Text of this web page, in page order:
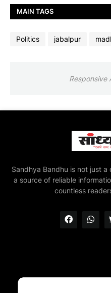
MAIN TAGS
Politics jabalpur
Responsive
Sandhya Bandhu is not just
a source of reliable
countless